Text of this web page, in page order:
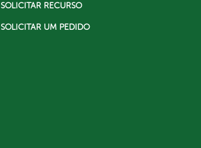
SOLICITAR RECURSO
SOLICITAR UM PEDIDO